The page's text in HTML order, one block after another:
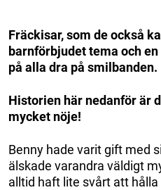
Fräckisar, som de också
barnförbjudet tema och
på alla dra på smilbanden.
Historien här nedanför är
mycket nöje!
Benny hade varit gift med
älskade varandra väldigt
alltid haft lite svårt att